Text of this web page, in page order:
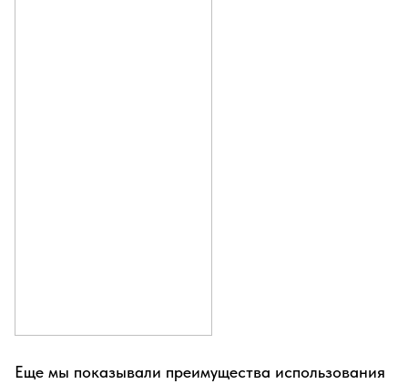
Еще мы показывали преимущества использования